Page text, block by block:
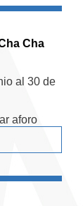
Cha
al 30 de
aforo